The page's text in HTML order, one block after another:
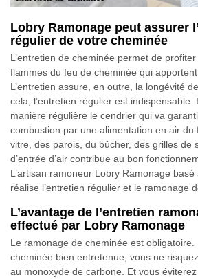
Lobry Ramonage peut assurer
régulier de votre cheminée
L’entretien de cheminée permet de
flammes du feu de cheminée qui
L’entretien assure, en outre, la longévité
cela, l’entretien régulier est indispensable.
manière régulière le cendrier qui va
combustion par une alimentation en air du
vitre, des parois, du bûcher, des grilles de
d’entrée d’air contribue au bon
L’artisan ramoneur Lobry Ramonage
réalise l’entretien régulier et le ramonage
L’avantage de l’entretien
effectué par Lobry Ramonage
Le ramonage de cheminée est obligatoire.
cheminée bien entretenue, vous ne
au monoxyde de carbone. Et vous